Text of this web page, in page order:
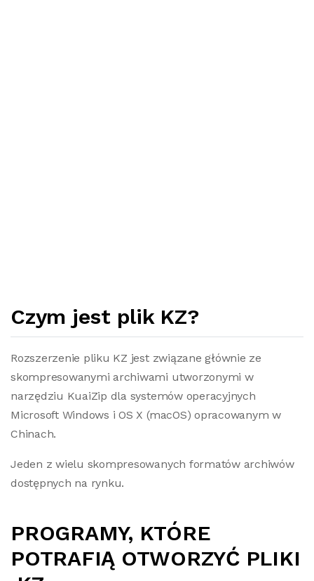
Czym jest plik KZ?
Rozszerzenie pliku KZ jest związane głównie ze
skompresowanymi archiwami utworzonymi w
narzędziu KuaiZip dla systemów operacyjnych
Microsoft Windows i OS X (macOS) opracowanym w
Chinach.
Jeden z wielu skompresowanych formatów archiwów
dostępnych na rynku.
PROGRAMY, KTÓRE
POTRAFIĄ OTWORZYĆ PLIKI